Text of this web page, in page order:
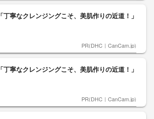
「丁寧なクレンジングこそ、美肌作りの近道！」
PR(DHC｜CanCam.jp)
「丁寧なクレンジングこそ、美肌作りの近道！」
PR(DHC｜CanCam.jp)